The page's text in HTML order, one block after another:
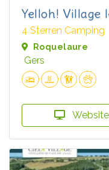
Yelloh! Village
4 Sterren Camping
Roquelaure
Gers
Website